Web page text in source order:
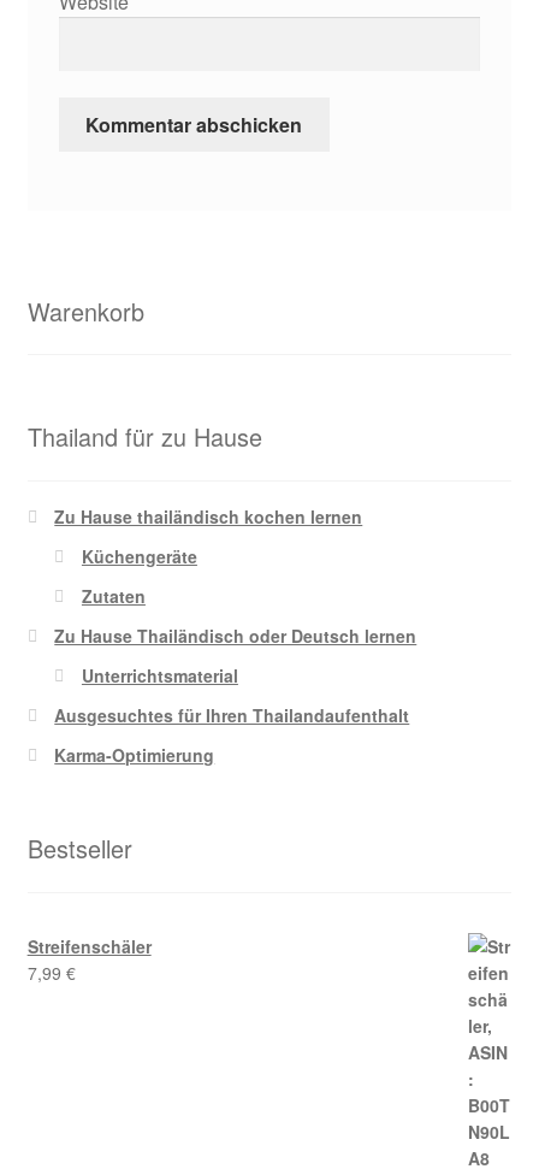
Warenkorb
Thailand für zu Hause
Zu Hause thailändisch kochen lernen
Küchengeräte
Zutaten
Zu Hause Thailändisch oder Deutsch lernen
Unterrichtsmaterial
Ausgesuchtes für Ihren Thailandaufenthalt
Karma-Optimierung
Bestseller
Streifenschäler
7,99 €